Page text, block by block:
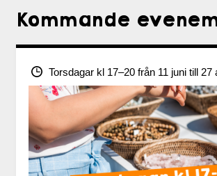
Kommande
Torsdagar kl 17–20 från 11 juni till 27